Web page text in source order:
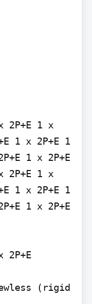
2P+E 1 x
1 x 2P+E 1
1 x 2P+E
2P+E 1 x
1 x 2P+E 1
1 x 2P+E
2P+E
(rigid